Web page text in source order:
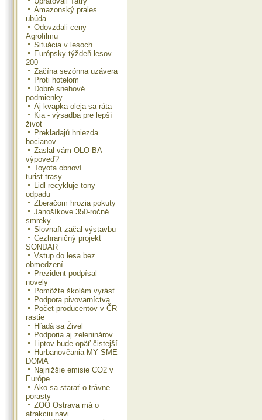
Amazonský prales
ubúda
Odovzdali ceny
Agrofilmu
Situácia v lesoch
Európsky týždeň lesov
200
Začína sezónna uzávera
Proti hotelom
Dobré snehové
podmienky
Aj kvapka oleja sa ráta
Kia - výsadba pre lepší
život
Prekladajú hniezda
bocianov
Zaslal vám OLO BA
výpoveď?
Toyota obnoví
turist.trasy
Lidl recykluje tony
odpadu
Zberačom hrozia pokuty
Jánošíkove 350-ročné
smreky
Slovnaft začal výstavbu
Cezhraničný projekt
SONDAR
Vstup do lesa bez
obmedzení
Prezident podpísal
novely
Pomôžte školám vyrásť
Podpora pivovarníctva
Počet producentov v ČR
rastie
Hľadá sa Živel
Podporia aj zeleninárov
Liptov bude opäť čistejší
Hurbanovčania MY SME
DOMA
Najnižšie emisie CO2 v
Európe
Ako sa starať o trávne
porasty
ZOO Ostrava má o
atrakciu navi